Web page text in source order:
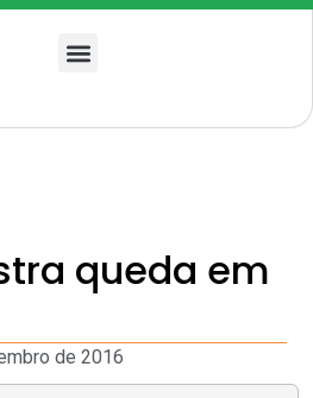
queda em
de 2016